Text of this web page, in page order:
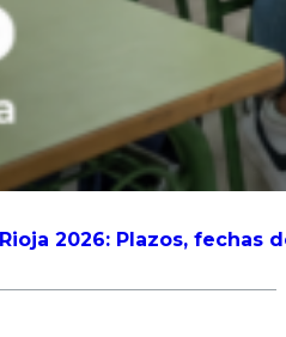
2026: Plazos,